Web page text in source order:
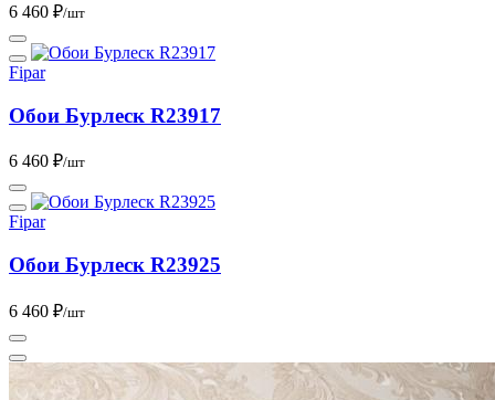
6 460 ₽/шт
Fipar
Обои Бурлеск R23917
6 460 ₽/шт
Fipar
Обои Бурлеск R23925
6 460 ₽/шт